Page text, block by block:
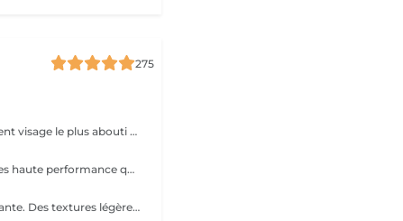
275
Le soin Signature Elasc est notre traitement visage le plus abouti et personnalisé. Conçu spécialement pour vous, par notre équipe, ce rituel est une véritable expérience sensorielle pour vous détendre, raviver l'éclat de votre teint, redessiner les contours de votre visage et revitaliser votre peau en profondeur. Ce soin multi-actions combine des produits cosméceutiques ultra-performants, des gestes experts et l'utilisation de pierres en quartz rose ou de jade verte en fonction de votre peau. Le soin débute par un nettoyage précis de votre peau et par une exfoliation douce aux manuvres stimulantes pour lisser et illuminer le teint. Après un travail technique avec la pierre et la pose d'un masque crème spécifique vient le massage Signature : une combinaison de manuvres liftantes, drainantes, tonifiantes et sculptantes avec une huile de haute qualité. Votre peau est ainsi lumineuse, décongestionnée, hydratée, liftée et raffermie. Ce soin Signature Elasc convient à tous les types de peau : teint terne, peau déshydratée, perte de fermeté, premiers signes de l'âge mais aussi pour toute personne ayant besoin d'une pause bien-être ou recherchant le cocooning et la chaleur caractéristiques à notre institut Elasc.
Le rituel d'hydration propose des formules haute performance qui s'attaquent stratégiquement à tous les paramètres de la déshydratation. Ciblés, ils améliorent le manteau hydrolipidique, la teneur en NMF est le ciment intercellulaire.
Le rituel de luminosité rend la peau éclatante. Des textures légères et fraïches affinent le grain de peau pour une peau qui brille de santé et de pureté - une beauté éclatante.